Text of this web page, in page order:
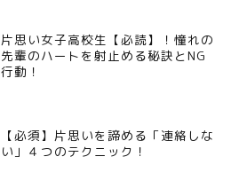
片思い女子高校生【必読】！憧れの
先輩のハートを射止める秘訣とNG
行動！
【必須】片思いを諦める「連絡しな
い」４つのテクニック！